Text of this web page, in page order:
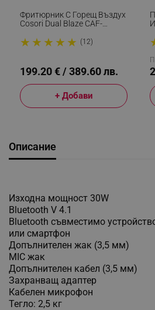
Фритюрник С Горещ Въздух
Cosori Dual Blaze CAF-
Програми, 360 ThermoIQ,
Двойни Нагреватели, Черен
★ ★ ★ ★ ★ (12)
199.20 € / 389.60 лв.
+ Добави
Описание
Изходна мощност 30W
Bluetooth V 4.1
Bluetooth съвместимо
или смартфон
Допълнителен жак (3,5 мм)
MIC жак
Допълнителен кабел (3,5 мм)
Захранващ адаптер
Кабелен микрофон
Тегло: 2,5 кг